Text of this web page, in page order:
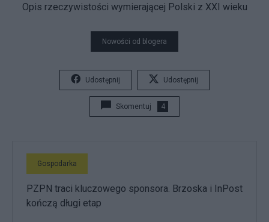
Opis rzeczywistości wymierającej Polski z XXI wieku
Nowości od blogera
Udostępnij Udostępnij
Skomentuj 4
Gospodarka
PZPN traci kluczowego sponsora. Brzoska i InPost
kończą długi etap